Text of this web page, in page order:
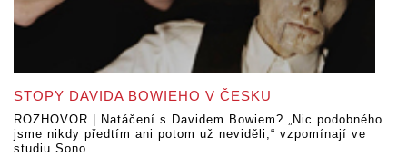
STOPY DAVIDA BOWIEHO V ČESKU
ROZHOVOR | Natáčení s Davidem Bowiem? „Nic podobného
jsme nikdy předtím ani potom už neviděli,“ vzpomínají ve
studiu Sono